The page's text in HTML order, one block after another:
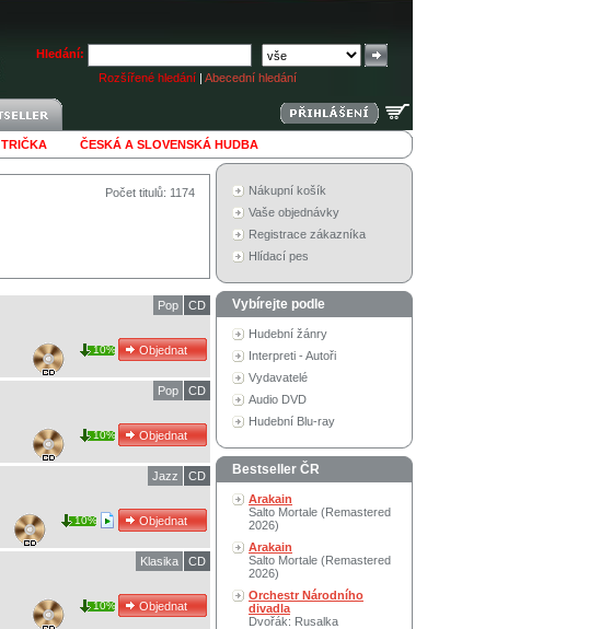
Hledání:
Rozšířené hledání | Abecední hledání
TRIČKA ČESKÁ A SLOVENSKÁ HUDBA
Počet titulů: 1174
CD
Pop
10%
CD
Pop
10%
CD
Jazz
10%
CD
Klasika
10%
Nákupní košík
Vaše objednávky
Registrace zákazníka
Hlídací pes
Vybírejte podle
Hudební žánry
Interpreti - Autoři
Vydavatelé
Audio DVD
Hudební Blu-ray
Bestseller ČR
Arakain
Salto Mortale (Remastered
2026)
Arakain
Salto Mortale (Remastered
2026)
Orchestr Národního
divadla
Dvořák: Rusalka